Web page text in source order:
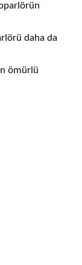
daha da
ömürlü